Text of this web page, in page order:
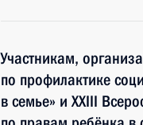
Участникам,
по профилактике
в семье» и XXIII